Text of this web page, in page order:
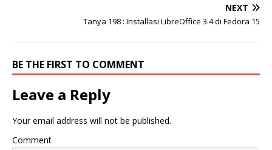
NEXT
Tanya 198 : Installasi LibreOffice 3.4 di Fedora 15
BE THE FIRST TO COMMENT
Leave a Reply
Your email address will not be published.
Comment